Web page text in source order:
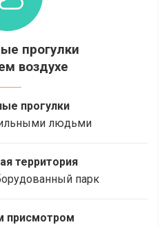
прогулки
воздухе
прогулки
людьми
территория
парк
присмотром